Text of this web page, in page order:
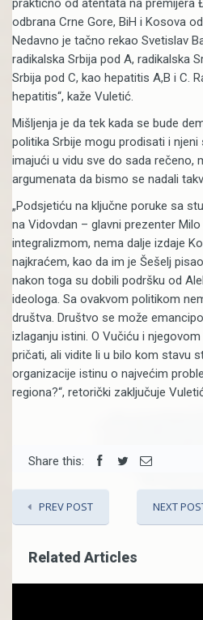
praktično od atentata na premijera
odbrana Crne Gore, BiH i Kosova
Nedavno je tačno rekao Svetislav
radikalska Srbija pod A, radikalska
Srbija pod C, kao hepatitis A,B i C.
hepatitis“, kaže Vuletić.
Mišljenja je da tek kada se bude
politika Srbije mogu prodisati i njeni
imajući u vidu sve do sada rečeno,
argumenata da bismo se nadali
„Podsjetiću na ključne poruke sa
na Vidovdan – glavni prezenter
integralizmom, nema dalje izdaje
najkraćem, kao da im je Šešelj
nakon toga su dobili podršku od
ideologa. Sa ovakvom politikom
društva. Društvo se može
izlaganju istini. O Vučiću i
pričati, ali vidite li u bilo kom stavu
organizacije istinu o najvećim
regiona?“, retorički zaključuje
Share this:
PREV POST NEXT
Related Articles